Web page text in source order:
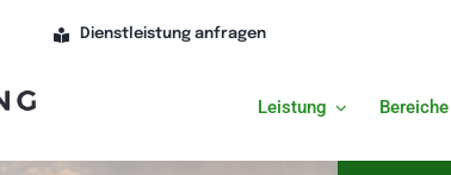
Dienstleistung anfragen
Leistung Bereiche